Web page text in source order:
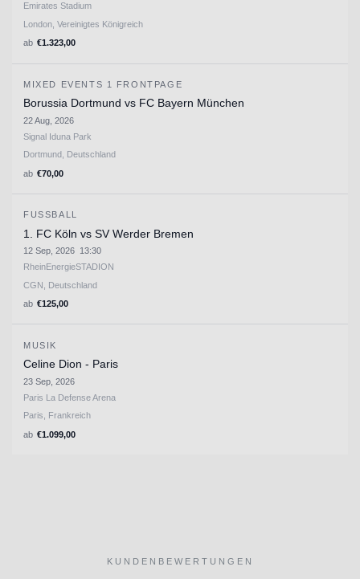
Emirates Stadium
London, Vereinigtes Königreich
ab €1.323,00
MIXED EVENTS 1 FRONTPAGE
Borussia Dortmund vs FC Bayern München
22 Aug, 2026
Signal Iduna Park
Dortmund, Deutschland
ab €70,00
FUSSBALL
1. FC Köln vs SV Werder Bremen
12 Sep, 2026 13:30
RheinEnergieSTADION
CGN, Deutschland
ab €125,00
MUSIK
Celine Dion - Paris
23 Sep, 2026
Paris La Defense Arena
Paris, Frankreich
ab €1.099,00
KUNDENBEWERTUNGEN